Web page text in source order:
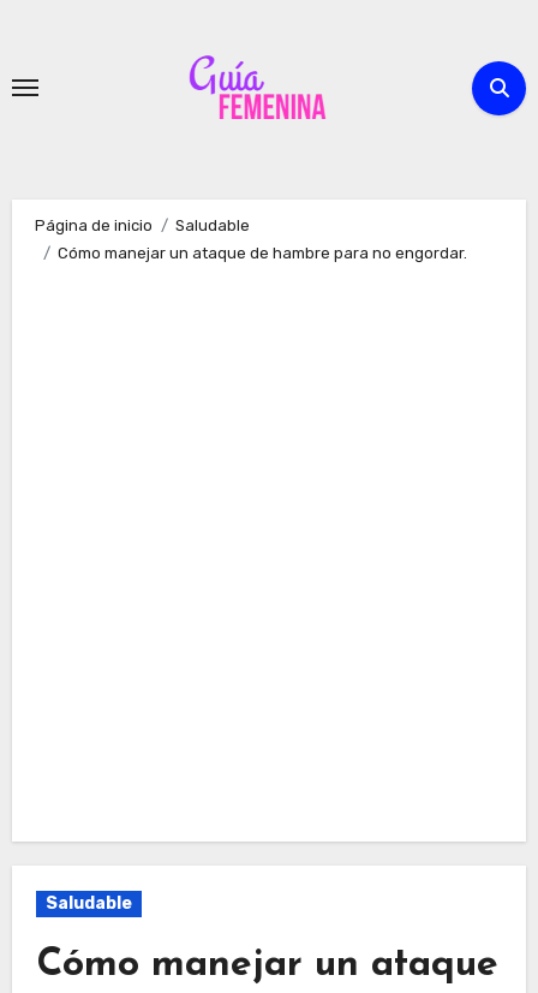
contenido
Página de inicio
Saludable
Cómo manejar un ataque de hambre para no engordar.
Saludable
Cómo manejar un ataque